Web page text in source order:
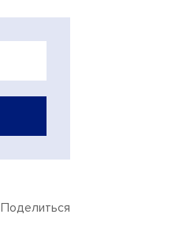
Поделиться